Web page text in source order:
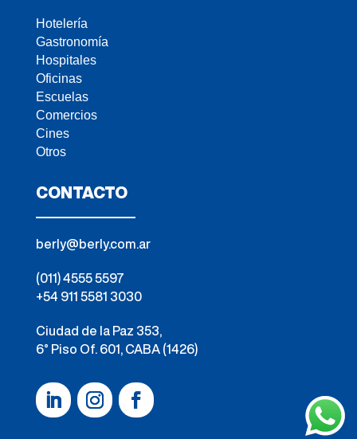
Hotelería
Gastronomía
Hospitales
Oficinas
Escuelas
Comercios
Cines
Otros
CONTACTO
berly@berly.com.ar
(011) 4555 5597
+54 911 5581 3030
Ciudad de la Paz 353,
6° Piso Of. 601, CABA (1426)